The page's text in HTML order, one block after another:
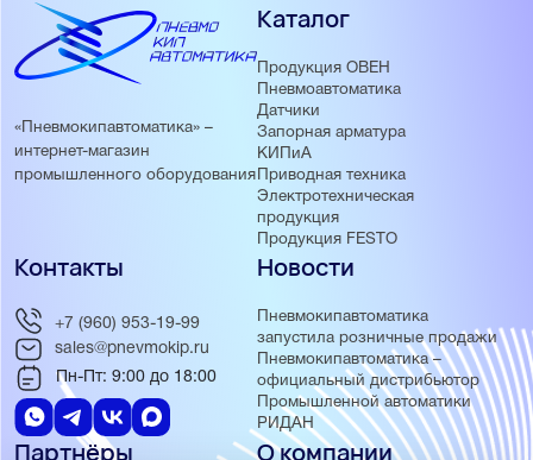
«Пневмокипавтоматика» –
интернет-магазин
промышленного оборудования
Каталог
Продукция ОВЕН
Пневмоавтоматика
Датчики
Запорная арматура
КИПиА
Приводная техника
Электротехническая
продукция
Продукция FESTO
Новости
Пневмокипавтоматика
запустила розничные продажи
Пневмокипавтоматика –
официальный дистрибьютор
Промышленной автоматики
РИДАН
Партнёры О компании
Контакты
+7 (960) 953-19-99
sales@pnevmokip.ru
Пн-Пт: 9:00 до 18:00